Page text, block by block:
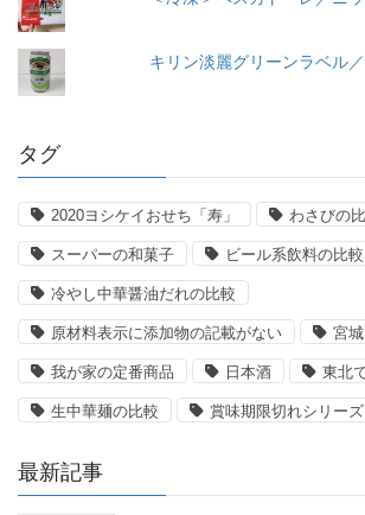
キリン淡麗グリーンラベル
タグ
2020ヨシケイおせち「寿」 わさびの
スーパーの和菓子 ビール系飲料の比較
冷やし中華醤油だれの比較
原材料表示に添加物の記載がない 宮
我が家の定番商品 日本酒 東北
生中華麺の比較 賞味期限切れシリーズ
最新記事